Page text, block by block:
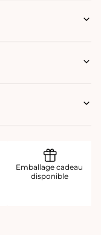
Emballage cadeau
disponible